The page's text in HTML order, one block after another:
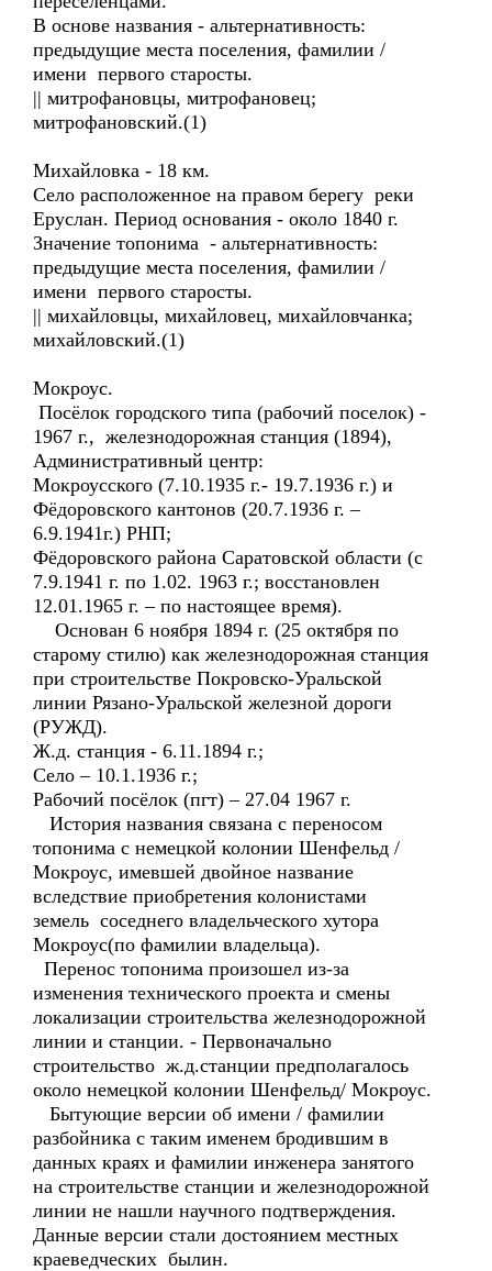
В основе названия - альтернативность:
предыдущие места поселения, фамилии /
имени первого старосты.
|| митрофановцы, митрофановец;
митрофановский.(1)
Михайловка - 18 км.
Село расположенное на правом берегу реки
Еруслан. Период основания - около 1840 г.
Значение топонима - альтернативность:
предыдущие места поселения, фамилии /
имени первого старосты.
|| михайловцы, михайловец, михайловчанка;
михайловский.(1)
Мокроус.
Посёлок городского типа (рабочий поселок) -
1967 г., железнодорожная станция (1894),
Административный центр:
Мокроусского (7.10.1935 г.- 19.7.1936 г.) и
Фёдоровского кантонов (20.7.1936 г. –
6.9.1941г.) РНП;
Фёдоровского района Саратовской области (с
7.9.1941 г. по 1.02. 1963 г.; восстановлен
12.01.1965 г. – по настоящее время).
Основан 6 ноября 1894 г. (25 октября по
старому стилю) как железнодорожная станция
при строительстве Покровско-Уральской
линии Рязано-Уральской железной дороги
(РУЖД).
Ж.д. станция - 6.11.1894 г.;
Село – 10.1.1936 г.;
Рабочий посёлок (пгт) – 27.04 1967 г.
История названия связана с переносом
топонима с немецкой колонии Шенфельд /
Мокроус, имевшей двойное название
вследствие приобретения колонистами
земель соседнего владельческого хутора
Мокроус(по фамилии владельца).
Перенос топонима произошел из-за
изменения технического проекта и смены
локализации строительства железнодорожной
линии и станции. - Первоначально
строительство ж.д.станции предполагалось
около немецкой колонии Шенфельд/ Мокроус.
Бытующие версии об имени / фамилии
разбойника с таким именем бродившим в
данных краях и фамилии инженера занятого
на строительстве станции и железнодорожной
линии не нашли научного подтверждения.
Данные версии стали достоянием местных
краеведческих былин.